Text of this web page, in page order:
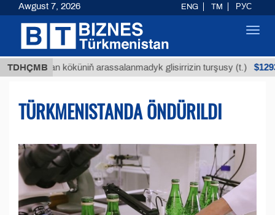
TDHÇMB
köküniň arassalanmadyk glisirrizin turşusy (t.) $12935,18
TÜRKMENISTANDA ÖNDÜRILDI
Awgust 7, 2026 ENG TM РУС